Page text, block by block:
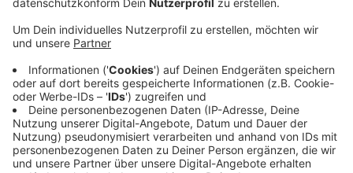
Veröffentlicht:Dienstag, 23.08.2022 05:52
Anzeige
Dafür hätten die Teilnehmer der Tagung auch eine
Woche nach Mallorca fliegen können, heißt es vom
Bürger Bund. Angesichts des städtischen Defizits und